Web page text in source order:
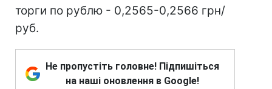
торги по рублю - 0,2565-0,2566 грн/
руб.
Не пропустіть головне! Підпишіться
на наші оновлення в Google!